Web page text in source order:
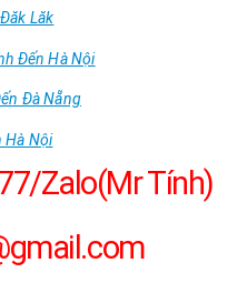
Lăk
Đến Hà Nội
Đà Nẵng
Hà Nội
Zalo(Mr Tính)